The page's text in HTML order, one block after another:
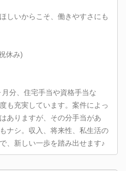
しいからこそ、働きやすさにも
休み)
分、住宅手当や資格手当な
も充実しています。案件によっ
ありますが、その分手当があ
ナシ。収入、将来性、私生活の
、新しい一歩を踏み出せます♪